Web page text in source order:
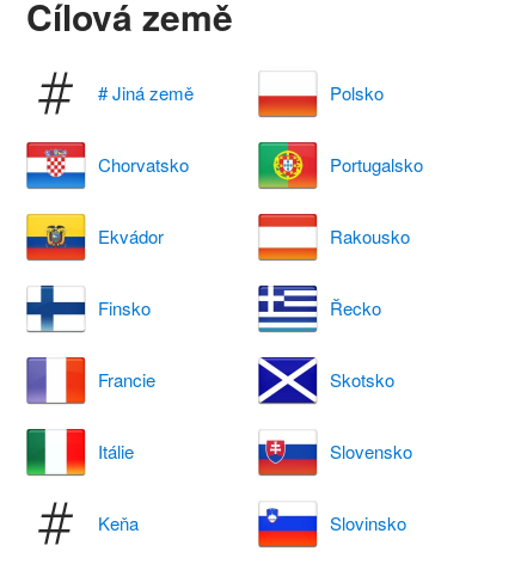
Cílová země
# Jiná země
Chorvatsko
Ekvádor
Finsko
Francie
Itálie
Keňa
Polsko
Portugalsko
Rakousko
Řecko
Skotsko
Slovensko
Slovinsko